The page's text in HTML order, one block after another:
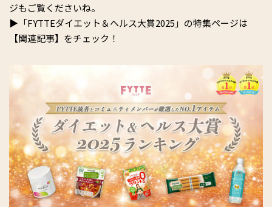
ジもご覧くださいね。
▶「FYTTEダイエット＆ヘルス大賞2025」の特集ページは
【関連記事】をチェック！